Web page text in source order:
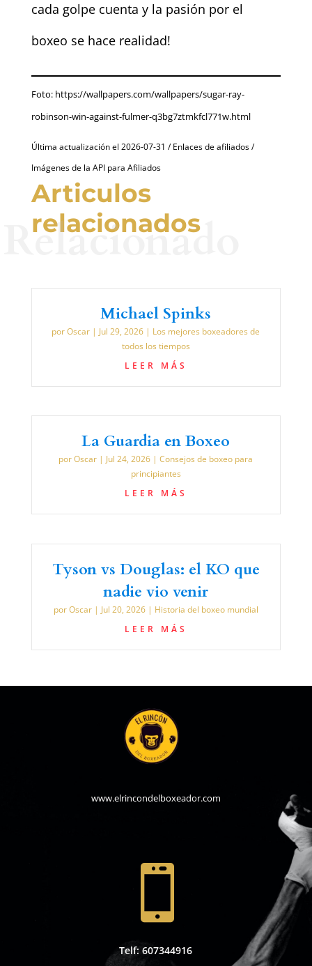
cada golpe cuenta y la pasión por el
boxeo se hace realidad!
Foto: https://wallpapers.com/wallpapers/sugar-ray-
robinson-win-against-fulmer-q3bg7ztmkfcl771w.html
Última actualización el 2026-07-31 / Enlaces de afiliados /
Imágenes de la API para Afiliados
Articulos
relacionados
Relacionado
Michael Spinks
porOscar | Jul 29, 2026 | Los mejores boxeadores de
todos los tiempos
LEER MÁS
La Guardia en Boxeo
porOscar | Jul 24, 2026 |Consejos de boxeo para
principiantes
LEER MÁS
Tyson vs Douglas: el KO que
nadie vio venir
porOscar| Jul 20, 2026| Historia del boxeo mundial
LEER MÁS
www.elrincondelboxeador.com

Telf: 607344916